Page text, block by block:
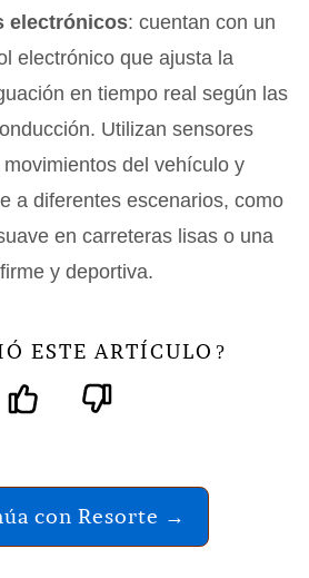
electrónicos: cuentan con un
electrónico que ajusta la
en tiempo real según las
Utilizan sensores
del vehículo y
a diferentes escenarios, como
en carreteras lisas o una
y deportiva.
ESTE ARTÍCULO ?
con Resorte →